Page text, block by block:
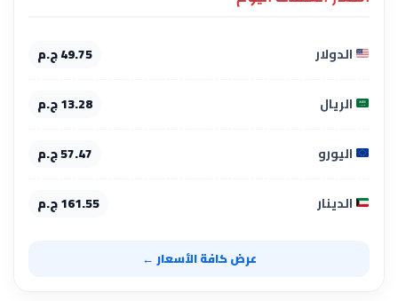
الدولار 49.75 ج.م
الريال 13.28 ج.م
اليورو 57.47 ج.م
الدينار 161.55 ج.م
عرض كافة الأسعار ←